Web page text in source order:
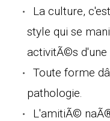
La culture,
style qui se
activitÃ©s d'une
Toute forme
pathologie.
L'amitiÃ©